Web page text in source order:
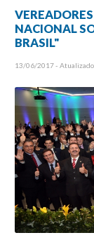
NACIONAL
BRASIL"
13/06/2017 -